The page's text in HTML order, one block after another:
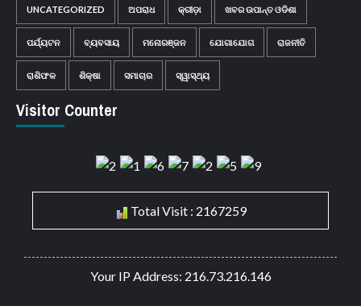
UNCATEGORIZED ଅପରାଧ କ୍ରୀଡ଼ା ଖବର ଉପାନ୍ତ ଓଡିଶା
ପର୍ଯ୍ୟଟନ ବ୍ୟବସାୟ ମନୋରଞ୍ଜନ ଯୋଗାଯୋଗ ରାଜନୀତି
ରାଶିଫଳ ଶିକ୍ଷା ସମାଚାର ସ୍ୱାସ୍ଥ୍ୟ
Visitor Counter
Total Visit : 2167259
Your IP Address: 216.73.216.146